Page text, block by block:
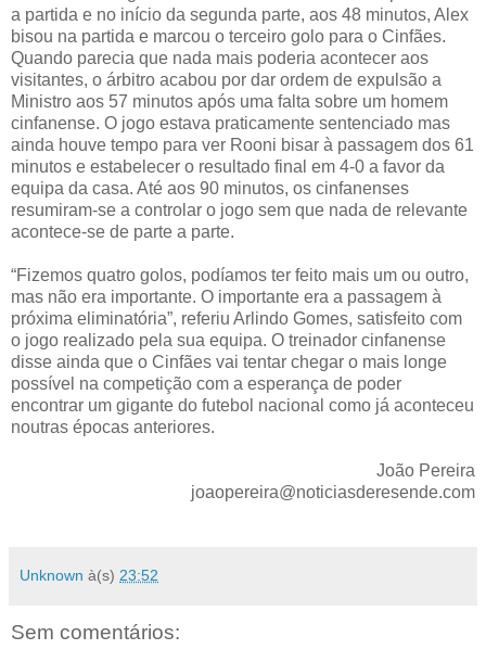
a partida e no início da segunda parte, aos 48 minutos, Alex
bisou na partida e marcou o terceiro golo para o Cinfães.
Quando parecia que nada mais poderia acontecer aos
visitantes, o árbitro acabou por dar ordem de expulsão a
Ministro aos 57 minutos após uma falta sobre um homem
cinfanense. O jogo estava praticamente sentenciado mas
ainda houve tempo para ver Rooni bisar à passagem dos 61
minutos e estabelecer o resultado final em 4-0 a favor da
equipa da casa. Até aos 90 minutos, os cinfanenses
resumiram-se a controlar o jogo sem que nada de relevante
acontece-se de parte a parte.
“Fizemos quatro golos, podíamos ter feito mais um ou outro,
mas não era importante. O importante era a passagem à
próxima eliminatória”, referiu Arlindo Gomes, satisfeito com
o jogo realizado pela sua equipa. O treinador cinfanense
disse ainda que o Cinfães vai tentar chegar o mais longe
possível na competição com a esperança de poder
encontrar um gigante do futebol nacional como já aconteceu
noutras épocas anteriores.
João Pereira
joaopereira@noticiasderesende.com
Unknown à(s) 23:52
Sem comentários: